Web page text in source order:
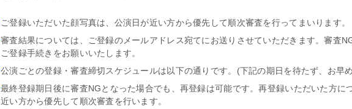
ご登録いただいた顔写真は、公演日が近い方から優先して順次審査を行ってまいります。
審査結果については、ご登録のメールアドレス宛てにお送りさせていただきます。審査
ご登録手続きをお願いいたします。
公演ごとの登録・審査締切スケジュールは以下の通りです。(下記の期日を待たず、お早
最終登録期日後に審査NGとなった場合でも、再登録は可能です。再登録いただいた方に
近い方から優先して順次審査を行います。